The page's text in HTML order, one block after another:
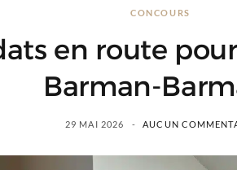
CONCOURS
en route
Barman-
29 MAI 2026 AUCUN